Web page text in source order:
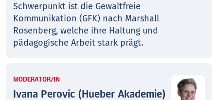
Schwerpunkt ist die Gewaltfreie
Kommunikation (GFK) nach Marshall
Rosenberg, welche ihre Haltung und
pädagogische Arbeit stark prägt.
MODERATOR/IN
Ivana Perovic (Hueber Akademie)